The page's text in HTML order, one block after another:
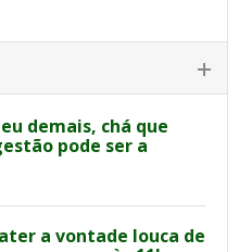
demais, chá que
pode ser a
a vontade louca de